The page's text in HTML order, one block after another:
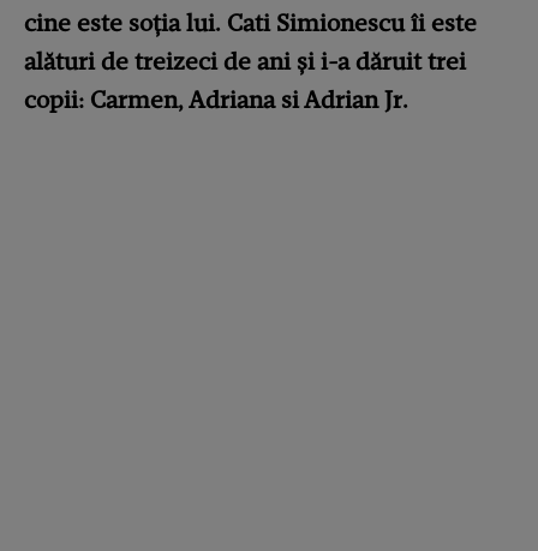
cine este soția lui. Cati Simionescu îi este
alături de treizeci de ani și i-a dăruit trei
copii: Carmen, Adriana si Adrian Jr.